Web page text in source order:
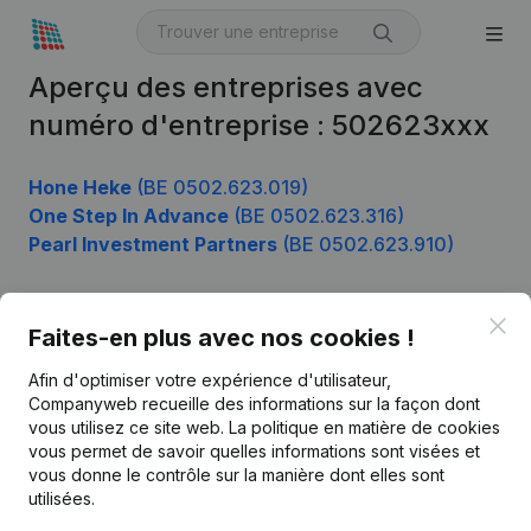
Aperçu des entreprises avec
numéro d'entreprise : 502623xxx
Hone Heke (BE 0502.623.019)
One Step In Advance (BE 0502.623.316)
Pearl Investment Partners (BE 0502.623.910)
Faites-en plus avec nos cookies !
Afin d'optimiser votre expérience d'utilisateur,
Companyweb recueille des informations sur la façon dont
vous utilisez ce site web. La politique en matière de cookies
vous permet de savoir quelles informations sont visées et
vous donne le contrôle sur la manière dont elles sont
utilisées.
Français
Kantorenpark Everest
Produit
Informations d’entreprise
Monitoring
Recherche internationale